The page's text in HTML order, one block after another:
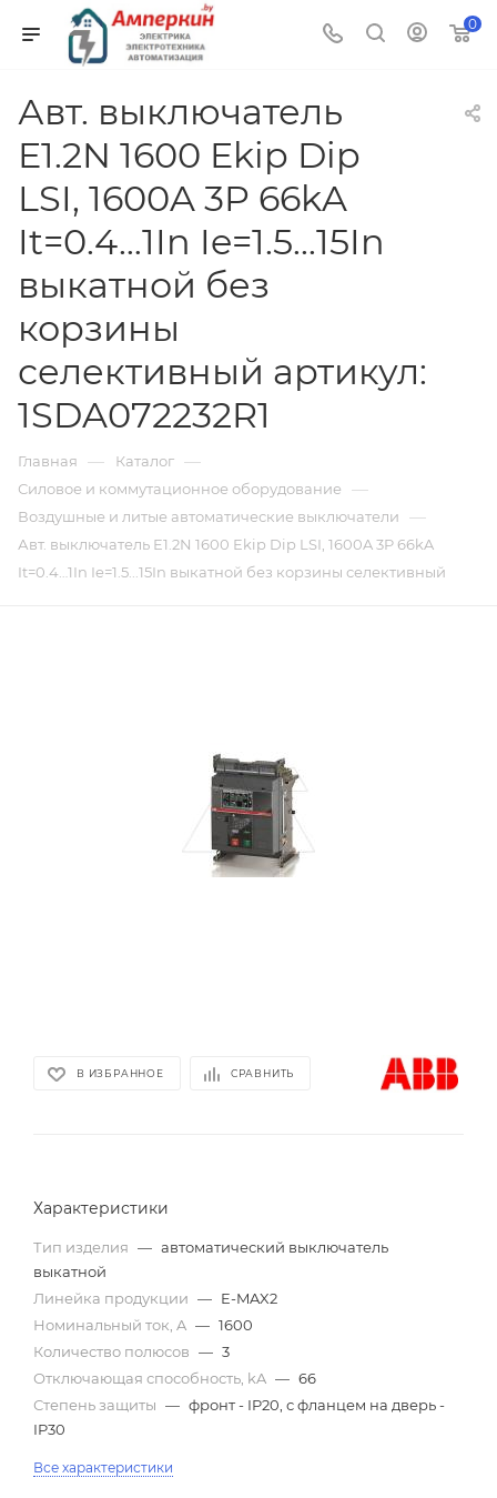
0
Авт. выключатель
E1.2N 1600 Ekip Dip
LSI, 1600A 3P 66kA
It=0.4…1In Ie=1.5...15In
выкатной без
корзины
селективный артикул:
1SDA072232R1
Главная — Каталог —
Силовое и коммутационное оборудование —
Воздушные и литые автоматические выключатели —
Авт. выключатель E1.2N 1600 Ekip Dip LSI, 1600A 3P 66kA
It=0.4…1In Ie=1.5...15In выкатной без корзины селективный
В ИЗБРАННОЕ СРАВНИТЬ
Характеристики
Тип изделия — автоматический выключатель
выкатной
Линейка продукции — E-MAX2
Номинальный ток, A — 1600
Количество полюсов — 3
Отключающая способность, kA — 66
Степень защиты — фронт - IP20, с фланцем на дверь -
IP30
Все характеристики